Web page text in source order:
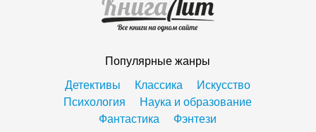
Популярные жанры
Детективы
Классика
Искусство
Психология
Наука и образование
Фантастика
Фэнтези